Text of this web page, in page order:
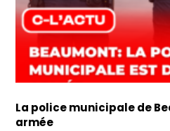
La police municipale de
armée